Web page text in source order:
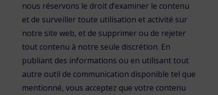
nous réservons le droit d’examiner le contenu
et de surveiller toute utilisation et activité sur
notre site web, et de supprimer ou de rejeter
tout contenu à notre seule discrétion. En
publiant des informations ou en utilisant tout
autre outil de communication disponible tel que
mentionné, vous acceptez que votre contenu